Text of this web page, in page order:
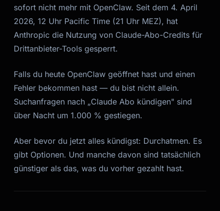
sofort nicht mehr mit OpenClaw. Seit dem 4. April
2026, 12 Uhr Pacific Time (21 Uhr MEZ), hat
Anthropic die Nutzung von Claude-Abo-Credits für
Drittanbieter-Tools gesperrt.
Falls du heute OpenClaw geöffnet hast und einen
Fehler bekommen hast — du bist nicht allein.
Suchanfragen nach „Claude Abo kündigen" sind
über Nacht um 1.000 % gestiegen.
Aber bevor du jetzt alles kündigst: Durchatmen. Es
gibt Optionen. Und manche davon sind tatsächlich
günstiger als das, was du vorher gezahlt hast.